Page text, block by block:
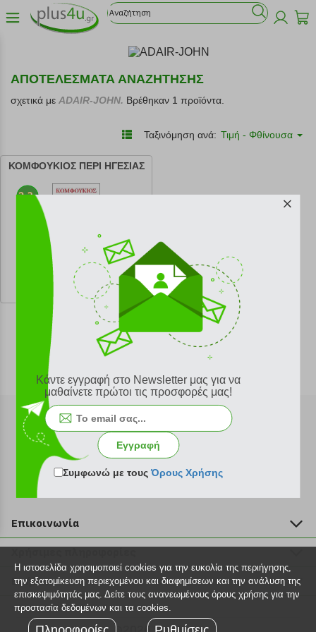
ΑΠΟΤΕΛΕΣΜΑΤΑ ΑΝΑΖΗΤΗΣΗΣ
σχετικά με ADAIR-JOHN. Βρέθηκαν 1 προϊόντα.
Ταξινόμηση ανά: Τιμή - Φθίνουσα
ΚΟΜΦΟΥΚΙΟΣ ΠΕΡΙ ΗΓΕΣΙΑΣ
κωδ. 108171434
9.99 €
Ελάχιστη 30 ημερών 11.10 €
Προτεινόμενη λιανική 11.10 €
Εγγραφή στο newsletter
Επικοινωνία
211 2000 700
info@plus4u.gr
Η εταιρία
Σημεία παραλαβής
Ευκαιρίες καριέρας
Βοήθεια
Εξέλιξη παραγγελίας
Τρόποι παραγγελίας
Κάντε εγγραφή στο Newsletter μας για να
μαθαίνετε πρώτοι τις προσφορές μας!
Εγγραφή
Συμφωνώ με τουςΌρους Χρήσης
Η ιστοσελίδα χρησιμοποιεί cookies για την ευκολία της περιήγησης,
την εξατομίκευση περιεχομένου και διαφημίσεων και την ανάλυση της
επισκεψιμότητάς μας. Δείτε τους ανανεωμένους όρους χρήσης για την
προστασία δεδομένων και τα cookies.